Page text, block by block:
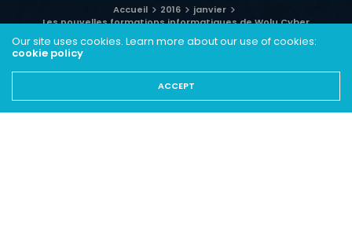
Accueil 2016
janvier
Les nouvelles formations informatiques de Wolu Cyber
Our site uses cookies. Learn more about our use of cookies:
cookie policy
ACCEPT